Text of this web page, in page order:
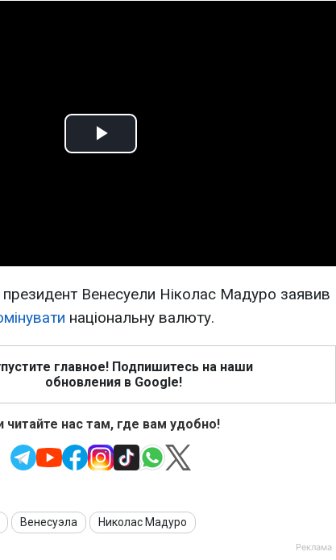
Play
Венесуели Ніколас Мадуро заявив
національну валюту.
главное! Подпишитесь на наши
обновления в Google!
читайте нас там, где вам удобно!
Венесуэла Николас Мадуро